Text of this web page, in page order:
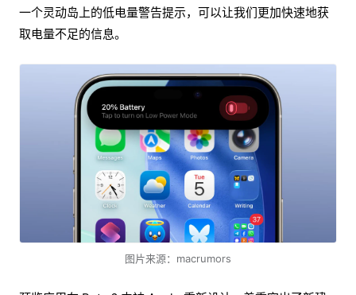
一个灵动岛上的低电量警告提示，可以让我们更加快速地获
取电量不足的信息。
图片来源：macrumors